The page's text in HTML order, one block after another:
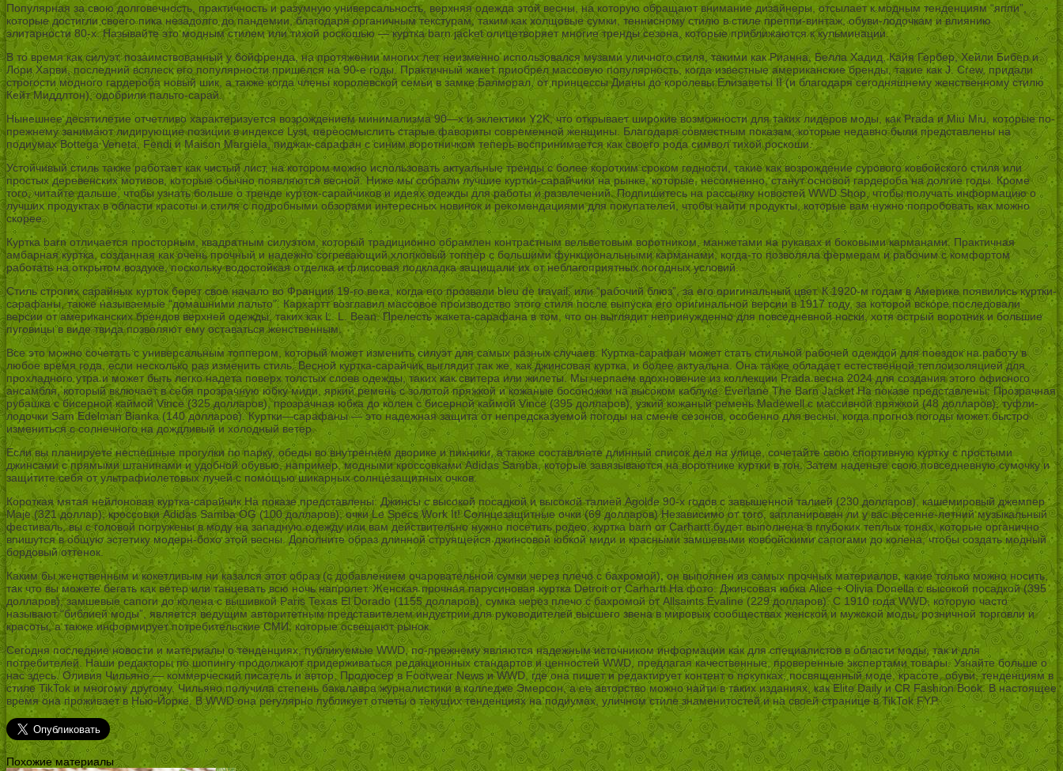
Популярная за свою долговечность, практичность и разумную универсальность, верхняя одежда этой весны, на которую обращают внимание дизайнеры, отсылает к модным тенденциям “яппи”,
которые достигли своего пика незадолго до пандемии, благодаря органичным текстурам, таким как холщовые сумки, теннисному стилю в стиле преппи-винтаж, обуви-лодочкам и влиянию
элитарности 80-х. Называйте это модным стилем или тихой роскошью — куртка barn jacket олицетворяет многие тренды сезона, которые приближаются к кульминации.
В то время как силуэт, позаимствованный у бойфренда, на протяжении многих лет неизменно использовался музами уличного стиля, такими как Рианна, Белла Хадид, Кайя Гербер, Хейли Бибер и
Лори Харви, последний всплеск его популярности пришелся на 90-е годы. Практичный жакет приобрел массовую популярность, когда известные американские бренды, такие как J. Crew, придали
строгости модного гардероба новый шик, а также когда члены королевской семьи в замке Балморал, от принцессы Дианы до королевы Елизаветы II (и благодаря сегодняшнему женственному стилю
Кейт Миддлтон), одобрили пальто-сарай.
Нынешнее десятилетие отчетливо характеризуется возрождением минимализма 90—х и эклектики Y2K, что открывает широкие возможности для таких лидеров моды, как Prada и Miu Miu, которые по-
прежнему занимают лидирующие позиции в индексе Lyst, переосмыслить старые фавориты современной женщины. Благодаря совместным показам, которые недавно были представлены на
подиумах Bottega Veneta, Fendi и Maison Margiela, пиджак-сарафан с синим воротничком теперь воспринимается как своего рода символ тихой роскоши.
Устойчивый стиль также работает как чистый лист, на котором можно использовать актуальные тренды с более коротким сроком годности, такие как возрождение сурового ковбойского стиля или
простых деревенских мотивов, которые обычно появляются весной. Ниже мы собрали лучшие куртки-сарайчики на рынке, которые, несомненно, станут основой гардероба на долгие годы. Кроме
того, читайте дальше, чтобы узнать больше о тренде курток-сарайчиков и идеях одежды для работы и развлечений. Подпишитесь на рассылку новостей WWD Shop, чтобы получать информацию о
лучших продуктах в области красоты и стиля с подробными обзорами интересных новинок и рекомендациями для покупателей, чтобы найти продукты, которые вам нужно попробовать как можно
скорее.
Куртка barn отличается просторным, квадратным силуэтом, который традиционно обрамлен контрастным вельветовым воротником, манжетами на рукавах и боковыми карманами. Практичная
амбарная куртка, созданная как очень прочный и надежно согревающий хлопковый топпер с большими функциональными карманами, когда-то позволяла фермерам и рабочим с комфортом
работать на открытом воздухе, поскольку водостойкая отделка и флисовая подкладка защищали их от неблагоприятных погодных условий.
Стиль строгих сарайных курток берет свое начало во Франции 19-го века, когда его прозвали bleu de travail, или “рабочий блюз”, за его оригинальный цвет. К 1920-м годам в Америке появились куртки-
сарафаны, также называемые “домашними пальто”. Кархартт возглавил массовое производство этого стиля после выпуска его оригинальной версии в 1917 году, за которой вскоре последовали
версии от американских брендов верхней одежды, таких как L. L. Bean. Прелесть жакета-сарафана в том, что он выглядит непринужденно для повседневной носки, хотя острый воротник и большие
пуговицы в виде твида позволяют ему оставаться женственным.
Все это можно сочетать с универсальным топпером, который может изменить силуэт для самых разных случаев. Куртка-сарафан может стать стильной рабочей одеждой для поездок на работу в
любое время года, если несколько раз изменить стиль. Весной куртка-сарайчик выглядит так же, как джинсовая куртка, и более актуальна. Она также обладает естественной теплоизоляцией для
прохладного утра и может быть легко надета поверх толстых слоев одежды, таких как свитера или жилеты. Мы черпаем вдохновение из коллекции Prada весна 2024 для создания этого офисного
ансамбля, который включает в себя прозрачную юбку миди, яркий ремень с золотой пряжкой и кожаные босоножки на высоком каблуке. Everlane The Barn Jacket На показе представлены: Прозрачная
рубашка с бисерной каймой Vince (325 долларов), прозрачная юбка до колен с бисерной каймой Vince (395 долларов), узкий кожаный ремень Madewell с массивной пряжкой (48 долларов), туфли-
лодочки Sam Edelman Bianka (140 долларов). Куртки—сарафаны — это надежная защита от непредсказуемой погоды на смене сезонов, особенно для весны, когда прогноз погоды может быстро
измениться с солнечного на дождливый и холодный ветер.
Если вы планируете неспешные прогулки по парку, обеды во внутреннем дворике и пикники, а также составляете длинный список дел на улице, сочетайте свою спортивную куртку с простыми
джинсами с прямыми штанинами и удобной обувью, например, модными кроссовками Adidas Samba, которые завязываются на воротнике куртки в тон. Затем наденьте свою повседневную сумочку и
защитите себя от ультрафиолетовых лучей с помощью шикарных солнцезащитных очков.
Короткая мятая нейлоновая куртка-сарайчик На показе представлены: Джинсы с высокой посадкой и высокой талией Agolde 90-х годов с завышенной талией (230 долларов), кашемировый джемпер
Maje (321 доллар), кроссовки Adidas Samba OG (100 долларов), очки Le Specs Work It! Солнцезащитные очки (69 долларов) Независимо от того, запланирован ли у вас весенне-летний музыкальный
фестиваль, вы с головой погружены в моду на западную одежду или вам действительно нужно посетить родео, куртка barn от Carhartt будет выполнена в глубоких теплых тонах, которые органично
впишутся в общую эстетику модерн-бохо этой весны. Дополните образ длинной струящейся джинсовой юбкой миди и красными замшевыми ковбойскими сапогами до колена, чтобы создать модный
бордовый оттенок.
Каким бы женственным и кокетливым ни казался этот образ (с добавлением очаровательной сумки через плечо с бахромой), он выполнен из самых прочных материалов, какие только можно носить,
так что вы можете бегать как ветер или танцевать всю ночь напролет. Женская прочная парусиновая куртка Detroit от Carhartt На фото: Джинсовая юбка Alice + Olivia Donella с высокой посадкой (395
долларов), замшевые сапоги до колена с вышивкой Paris Texas El Dorado (1155 долларов), сумка через плечо с бахромой от Allsaints Evaline (229 долларов). С 1910 года WWD, которую часто
называют “библией моды”, является ведущим авторитетным представителем индустрии для руководителей высшего звена в мировых сообществах женской и мужской моды, розничной торговли и
красоты, а также информирует потребительские СМИ, которые освещают рынок.
Сегодня последние новости и материалы о тенденциях, публикуемые WWD, по-прежнему являются надежным источником информации как для специалистов в области моды, так и для
потребителей. Наши редакторы по шопингу продолжают придерживаться редакционных стандартов и ценностей WWD, предлагая качественные, проверенные экспертами товары. Узнайте больше о
нас здесь. Оливия Чильяно — коммерческий писатель и автор, Продюсер в Footwear News и WWD, где она пишет и редактирует контент о покупках, посвященный моде, красоте, обуви, тенденциям в
стиле TikTok и многому другому. Чильяно получила степень бакалавра журналистики в колледже Эмерсон, а ее авторство можно найти в таких изданиях, как Elite Daily и CR Fashion Book. В настоящее
время она проживает в Нью-Йорке. В WWD она регулярно публикует отчеты о текущих тенденциях на подиумах, уличном стиле знаменитостей и на своей странице в TikTok FYP.
Похожие материалы